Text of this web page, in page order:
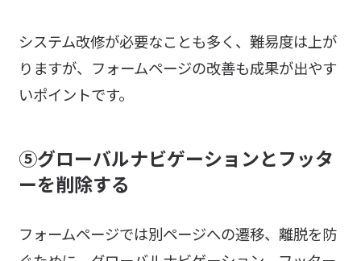
システム改修が必要なことも多く、難易度は上が
りますが、フォームページの改善も成果が出やす
いポイントです。
⑤グローバルナビゲーションとフッタ
ーを削除する
フォームページでは別ページへの遷移、離脱を防